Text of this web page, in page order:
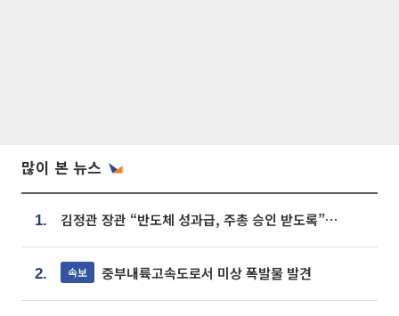
많이 본 뉴스
1. 김정관 장관 “반도체 성과급, 주총 승인 받도록”…상법·자본시장법 개정 시사
2. 속보 중부내륙고속도로서 미상 폭발물 발견